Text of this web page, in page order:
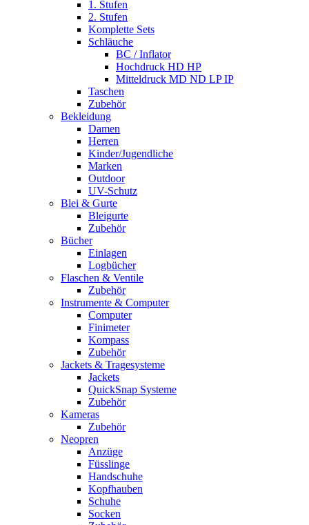
1. Stufen
2. Stufen
Komplette Sets
Schläuche
BC / Inflator
Hochdruck HD HP
Mitteldruck MD ND LP IP
Taschen
Zubehör
Bekleidung
Damen
Herren
Kinder/Jugendliche
Marken
Outdoor
UV-Schutz
Blei & Gurte
Bleigurte
Zubehör
Bücher
Einlagen
Logbücher
Flaschen & Ventile
Zubehör
Instrumente & Computer
Computer
Finimeter
Kompass
Zubehör
Jackets & Tragesysteme
Jackets
QuickSnap Systeme
Zubehör
Kameras
Zubehör
Neopren
Anzüge
Füsslinge
Handschuhe
Kopfhauben
Schuhe
Socken